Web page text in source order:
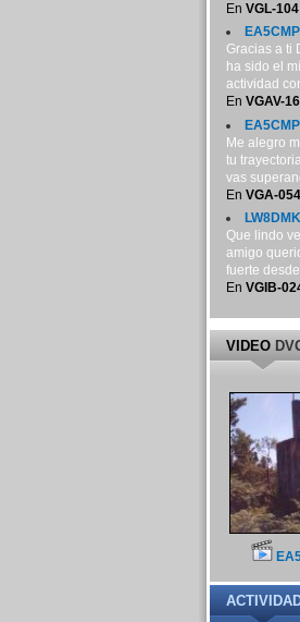
En VGL-104
EA5CMP
Gracias a ti
ha sido el
actividad
En VGAV-
EA5CMP
Me alegro
tu
vas
En VGA-054
LW8DMK
Que lindo
amigo
fuerte
En VGIB-
VIDEO